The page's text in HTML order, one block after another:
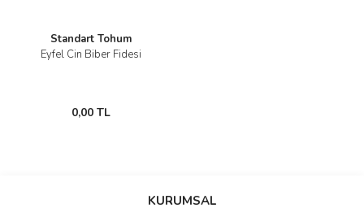
Standart Tohum
Eyfel Cin Biber Fidesi
0,00 TL
KURUMSAL